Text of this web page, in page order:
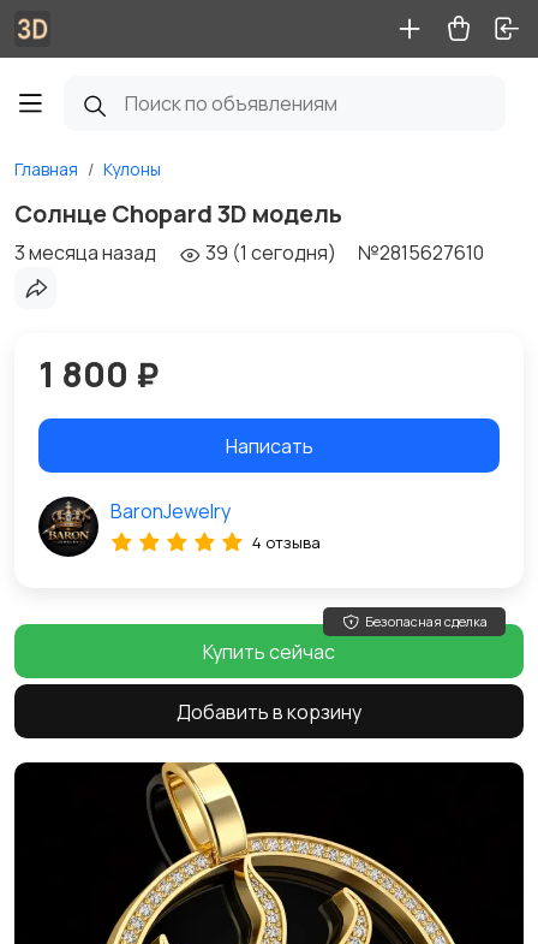
Главная Кулоны
Солнце Chopard 3D модель
3 месяца назад 39 (1 сегодня) №2815627610
1 800 ₽
Написать
BaronJewelry
4 отзыва
Безопасная сделка
Купить сейчас
Добавить в корзину